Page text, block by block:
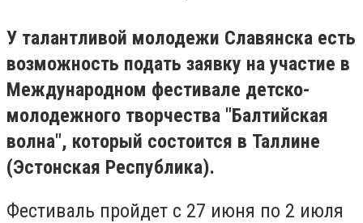
У талантливой молодежи Славянска есть
возможность подать заявку на участие в
Международном фестивале детско-
молодежного творчества "Балтийская
волна", который состоится в Таллине
(Эстонская Республика).
Фестиваль пройдет с 27 июня по 2 июля